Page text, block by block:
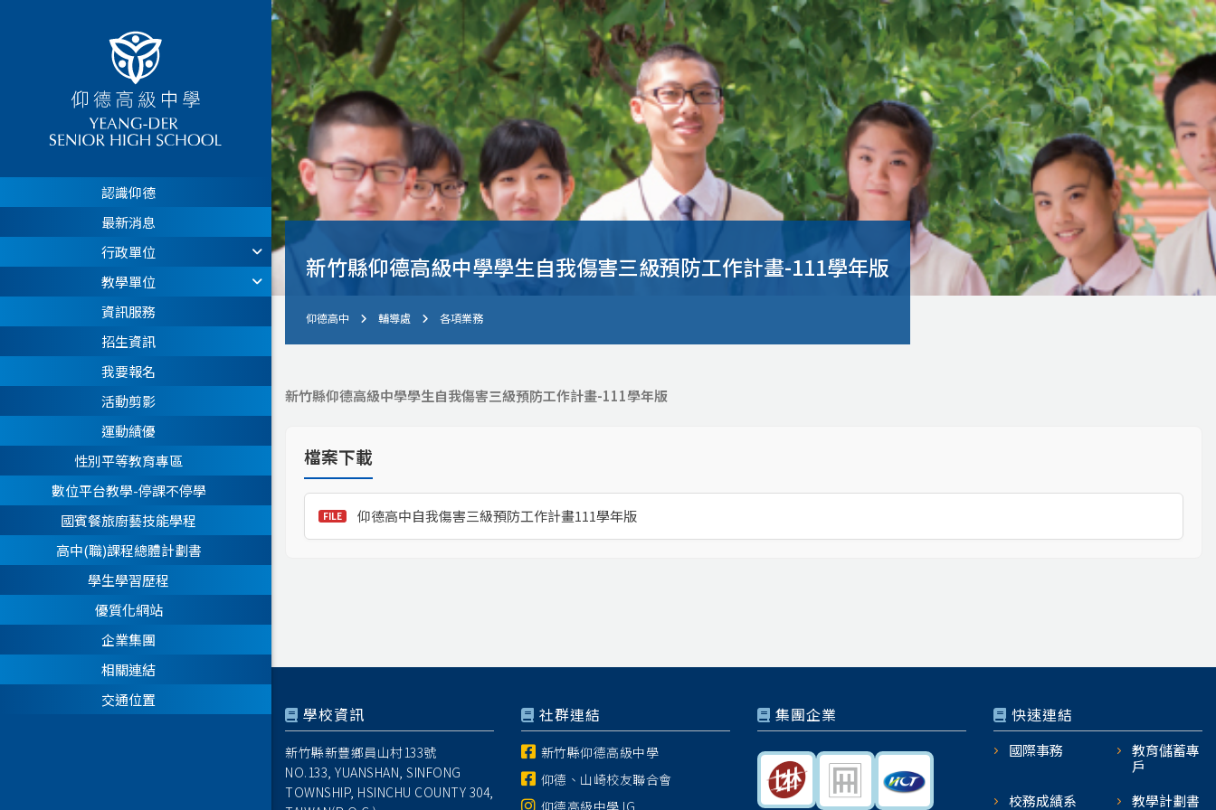
認識仰德
最新消息
行政單位
教學單位
資訊服務
招生資訊
我要報名
活動剪影
運動績優
性別平等教育專區
數位平台教學-停課不停學
國賓餐旅廚藝技能學程
高中(職)課程總體計劃書
學生學習歷程
優質化網站
企業集團
相關連結
交通位置
新竹縣仰德高級中學學生自我傷害三級預防工作計畫-111學年版
仰德高中 輔導處 各項業務
新竹縣仰德高級中學學生自我傷害三級預防工作計畫-111學年版
檔案下載
仰德高中自我傷害三級預防工作計畫111學年版
學校資訊
新竹縣新豐鄉員山村133號
NO.133, YUANSHAN, SINFONG
TOWNSHIP, HSINCHU COUNTY 304,
社群連結
新竹縣仰德高級中學
仰德、山崎校友聯合會
仰德高級中學 IG
集團企業 快速連結
國際事務
教育儲蓄專
戶
校務成績系
教學計劃書